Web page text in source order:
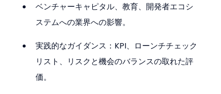
ベンチャーキャピタル、教育、開発者エコシ
ステムへの業界への影響。
実践的なガイダンス：KPI、ローンチチェック
リスト、リスクと機会のバランスの取れた評
価。